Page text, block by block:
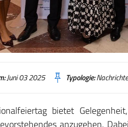
Juni 03 2025 Typologie:
bietet